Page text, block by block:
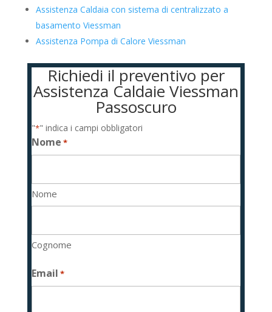
Assistenza Caldaia con sistema di centralizzato a
basamento Viessman
Assistenza Pompa di Calore Viessman
Richiedi il preventivo per
Assistenza Caldaie Viessman
Passoscuro
"*" indica i campi obbligatori
Nome *
Nome
Cognome
Email *